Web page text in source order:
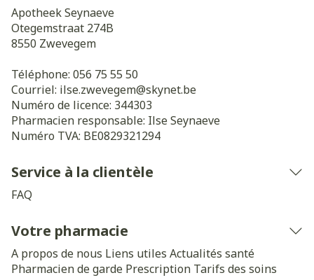
Apotheek Seynaeve
Otegemstraat 274B
8550 Zwevegem
Téléphone: 056 75 55 50
Courriel: ilse.zwevegem@skynet.be
Numéro de licence: 344303
Pharmacien responsable: Ilse Seynaeve
Numéro TVA: BE0829321294
Service à la clientèle
FAQ
Votre pharmacie
A propos de nous Liens utiles Actualités santé
Pharmacien de garde Prescription Tarifs des soins